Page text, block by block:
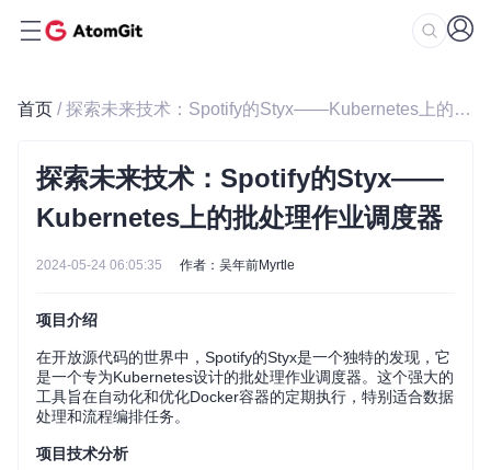
首页 / 探索未来技术：Spotify的Styx——Kubernetes上的批处理作业调度器
探索未来技术：Spotify的Styx——
Kubernetes上的批处理作业调度器
2024-05-24 06:05:35 作者：吴年前Myrtle
项目介绍
在开放源代码的世界中，Spotify的Styx是一个独特的发现，它
是一个专为Kubernetes设计的批处理作业调度器。这个强大的
工具旨在自动化和优化Docker容器的定期执行，特别适合数据
处理和流程编排任务。
项目技术分析